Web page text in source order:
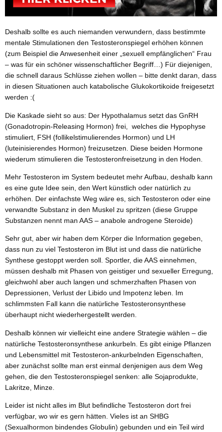
Deshalb sollte es auch niemanden verwundern, dass bestimmte
mentale Stimulationen den Testosteronspiegel erhöhen können
(zum Beispiel die Anwesenheit einer „sexuell empfänglichen“ Frau
– was für ein schöner wissenschaftlicher Begriff…) Für diejenigen,
die schnell daraus Schlüsse ziehen wollen – bitte denkt daran, dass
in diesen Situationen auch katabolische Glukokortikoide freigesetzt
werden :(
Die Kaskade sieht so aus: Der Hypothalamus setzt das GnRH
(Gonadotropin-Releasing Hormon) frei, welches die Hypophyse
stimuliert, FSH (follikelstimulierendes Hormon) und LH
(luteinisierendes Hormon) freizusetzen. Diese beiden Hormone
wiederum stimulieren die Testosteronfreisetzung in den Hoden.
Mehr Testosteron im System bedeutet mehr Aufbau, deshalb kann
es eine gute Idee sein, den Wert künstlich oder natürlich zu
erhöhen. Der einfachste Weg wäre es, sich Testosteron oder eine
verwandte Substanz in den Muskel zu spritzen (diese Gruppe
Substanzen nennt man AAS – anabole androgene Steroide)
Sehr gut, aber wir haben dem Körper die Information gegeben,
dass nun zu viel Testosteron im Blut ist und dass die natürliche
Synthese gestoppt werden soll. Sportler, die AAS einnehmen,
müssen deshalb mit Phasen von geistiger und sexueller Erregung,
gleichwohl aber auch langen und schmerzhaften Phasen von
Depressionen, Verlust der Libido und Impotenz leben. Im
schlimmsten Fall kann die natürliche Testosteronsynthese
überhaupt nicht wiederhergestellt werden.
Deshalb können wir vielleicht eine andere Strategie wählen – die
natürliche Testosteronsynthese ankurbeln. Es gibt einige Pflanzen
und Lebensmittel mit Testosteron-ankurbelnden Eigenschaften,
aber zunächst sollte man erst einmal denjenigen aus dem Weg
gehen, die den Testosteronspiegel senken: alle Sojaprodukte,
Lakritze, Minze.
Leider ist nicht alles im Blut befindliche Testosteron dort frei
verfügbar, wo wir es gern hätten. Vieles ist an SHBG
(Sexualhormon bindendes Globulin) gebunden und ein Teil wird